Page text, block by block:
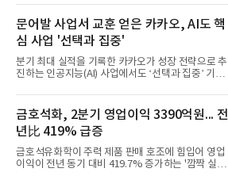
어갔다.롯데케미칼이 2026년 2분기 연결 기준 매출
액 5조6864억원, 영업이익 1101억원을 기록했다고 7
일 밝혔다. 사업별로는 기초화학 부문(롯데케미칼 기
초소재사업·LC타이탄·LC USA·롯데대산석화)이 매
출 3조9403억원, 영업이익 23억원을 기록했다. 정기
보수 영향과 원료 가격 변동에 따른 래깅 효과로 전분
기 대비 수익성은 둔화됐지만 흑자 전환 흐름을 유지
우호적인 환율 효과
문어발 사업서 교훈 얻은 카카오, AI도 핵
심 사업 '선택과 집중'
분기 최대 실적을 기록한 카카오가 성장 전략으로 추
진하는 인공지능(AI) 사업에서도 ‘선택과 집중’ 기조
라 투자에 나서는 것과 달리, 카카오는 ‘카카오톡’이
라는 플랫폼 경쟁력을 활용한 AI 에이전트 서비스에
집중하는 전략이다. 과거 무리한 사업 확장 과정에서
겪었던 시행착오를 되풀이하지 않고 핵심 역량에 집
중하겠다는 취지로 풀이된다.7일 업계에 따르면 카카
오는 올해 2분기 연결 기준 매출 2조985억원, 영업이
익 2770억원을 기록했다. 전년 동기 대비 매출과 영업
금호석화, 2분기 영업이익 3390억원... 전
년比 419% 급증
금호석유화학이 주력 제품 판매 호조에 힘입어 영업
이익이 전년 동기 대비 419.7% 증가하는 '깜짝 실